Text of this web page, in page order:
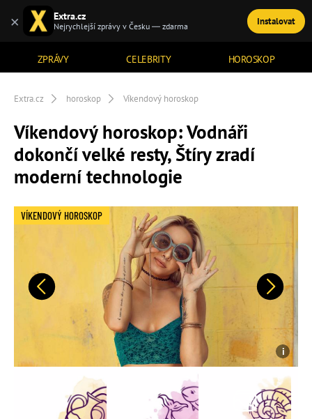
ZPRÁVY CELEBRITY HOROSKOP
TÉMATA
Extra.cz horoskop Víkendový horoskop
Víkendový horoskop: Vodnáři
dokončí velké resty, Štíry zradí
moderní technologie
Předchozí Další
VÍKENDOVÝ HOROSKOP
× Extra.cz
Nejrychlejší zprávy v Česku — zdarma Instalovat